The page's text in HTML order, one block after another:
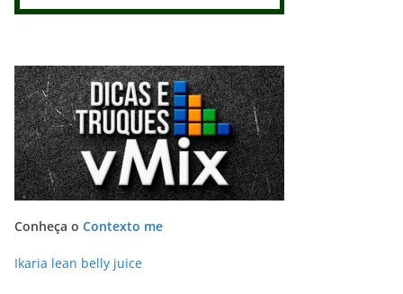
Conheça o Contexto me
Ikaria lean belly juice